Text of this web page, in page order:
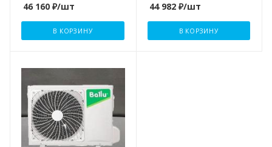
46 160 ₽/шт
В КОРЗИНУ
44 982₽/шт
В КОРЗИНУ